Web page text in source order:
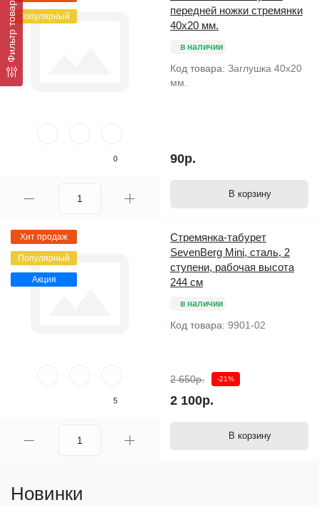
Фильтр товаров Популярный
0
передней ножки стремянки
40х20 мм.
в наличии
Код товара: Заглушка 40х20
мм.
90р.
В корзину
Хит продаж
Популярный
Акция
5
Стремянка-табурет
SevenBerg Mini, сталь, 2
ступени, рабочая высота
244 см
в наличии
Код товара: 9901-02
2 650р. -21%
2 100р.
В корзину
Новинки